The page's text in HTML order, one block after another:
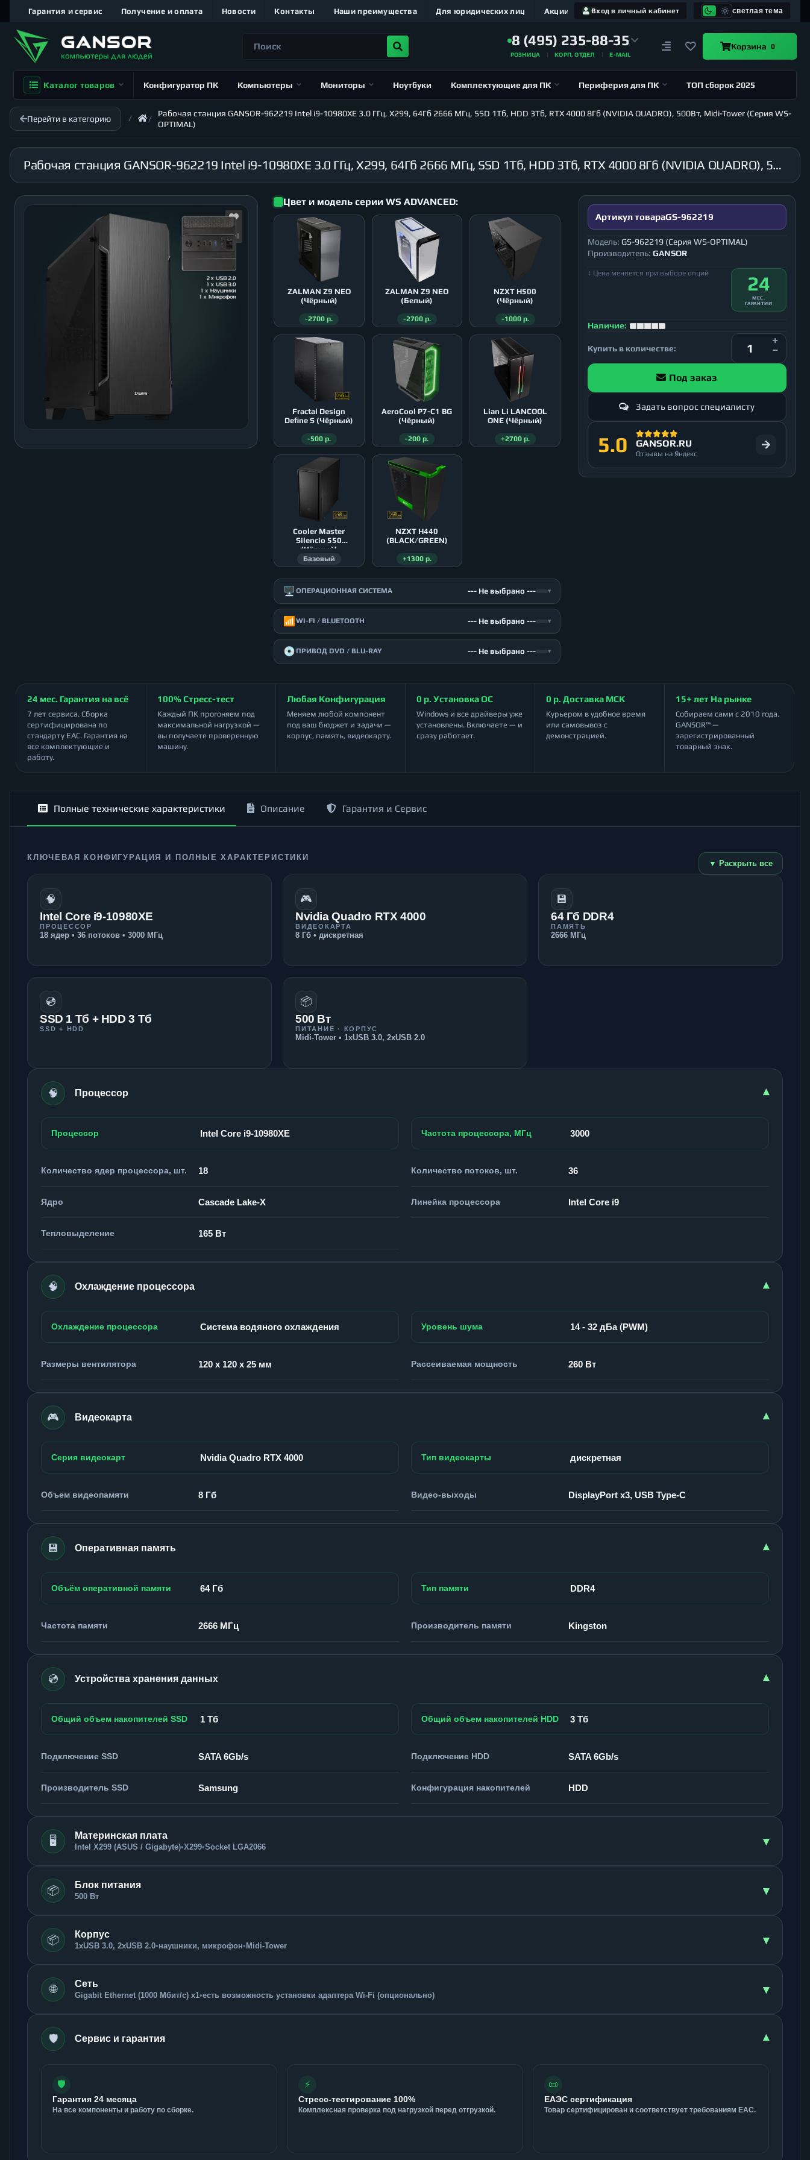
Вход в личный кабинет светлая тема
Гарантия и сервис Получение и оплата Новости Контакты Наши преимущества Для юридических лиц Акции
8 (495) 235-88-35
РОЗНИЦА КОРП. ОТДЕЛ E-MAIL
Корзина 0
Каталог товаров Конфигуратор ПК Компьютеры Мониторы Ноутбуки Комплектующие для ПК Периферия для ПК ТОП сборок 2025
Перейти в категорию
Рабочая станция GANSOR-962219 Intel i9-10980XE 3.0 ГГц, X299, 64Гб 2666 МГц, SSD 1Тб, HDD 3Тб, RTX 4000 8Гб (NVIDIA QUADRO), 500Вт, Midi-Tower (Серия WS-
OPTIMAL)
Рабочая станция GANSOR-962219 Intel i9-10980XE 3.0 ГГц, X299, 64Гб 2666 МГц, SSD 1Тб, HDD 3Тб, RTX 4000 8Гб (NVIDIA QUADRO), 500Вт, Midi-Tower (Серия WS-OPTIMAL)
Цвет и модель серии WS ADVANCED:
ZALMAN Z9 NEO
(Чёрный)
-2700 р.
ZALMAN Z9 NEO
(Белый)
-2700 р.
NZXT H500
(Чёрный)
-1000 р.
Fractal Design
Define S (Чёрный)
-500 р.
AeroСool P7-C1 BG
(Чёрный)
-200 р.
Lian Li LANCOOL
ONE (Чёрный)
+2700 р.
Cooler Master
Silencio 550
(Чёрный)
Базовый
NZXT H440
(BLACK/GREEN)
+1300 р.
🖥️ ОПЕРАЦИОННАЯ СИСТЕМА --- Не выбрано --- ▾
📶 WI-FI / BLUETOOTH --- Не выбрано --- ▾
💿 ПРИВОД DVD / BLU-RAY --- Не выбрано --- ▾
Артикул товараGS-962219
Модель: GS-962219 (Серия WS-OPTIMAL)
Производитель: GANSOR
↕ Цена меняется при выборе опций 24
МЕС.
ГАРАНТИИ
Наличие:
Купить в количестве:
Под заказ
Задать вопрос специалисту
5.0 GANSOR.RU
Отзывы на Яндекс
24 мес. Гарантия на всё
7 лет сервиса. Сборка
сертифицирована по
стандарту ЕАС. Гарантия на
все комплектующие и
работу.
100% Стресс-тест
Каждый ПК прогоняем под
максимальной нагрузкой —
вы получаете проверенную
машину.
Любая Конфигурация
Меняем любой компонент
под ваш бюджет и задачи —
корпус, память, видеокарту.
0 р. Установка ОС
Windows и все драйверы уже
установлены. Включаете — и
сразу работает.
0 р. Доставка МСК
Курьером в удобное время
или самовывоз с
демонстрацией.
15+ лет На рынке
Собираем сами с 2010 года.
GANSOR™ —
зарегистрированный
товарный знак.
Полные технические характеристики Описание Гарантия и Сервис
КЛЮЧЕВАЯ КОНФИГУРАЦИЯ И ПОЛНЫЕ ХАРАКТЕРИСТИКИ
▼ Раскрыть все
🧠
Intel Core i9-10980XE
ПРОЦЕССОР
18 ядер • 36 потоков • 3000 МГц
🎮
Nvidia Quadro RTX 4000
ВИДЕОКАРТА
8 Гб • дискретная
💾
64 Гб DDR4
ПАМЯТЬ
2666 МГц
💿
SSD 1 Тб + HDD 3 Тб
SSD + HDD
📦
500 Вт
ПИТАНИЕ · КОРПУС
Midi-Tower • 1xUSB 3.0, 2xUSB 2.0
🧠 Процессор ▾
Процессор Intel Core i9-10980XE Частота процессора, МГц 3000
Количество ядер процессора, шт. 18 Количество потоков, шт. 36
Ядро Cascade Lake-X Линейка процессора Intel Core i9
Тепловыделение 165 Вт
🧠 Охлаждение процессора ▾
Охлаждение процессора Система водяного охлаждения Уровень шума 14 - 32 дБа (PWM)
Размеры вентилятора 120 x 120 x 25 мм Рассеиваемая мощность 260 Вт
🎮 Видеокарта ▾
Серия видеокарт Nvidia Quadro RTX 4000 Тип видеокарты дискретная
Объем видеопамяти 8 Гб Видео-выходы DisplayPort x3, USB Type-C
💾 Оперативная память ▾
Объём оперативной памяти 64 Гб Тип памяти DDR4
Частота памяти 2666 МГц Производитель памяти Kingston
💿 Устройства хранения данных ▾
Общий объем накопителей SSD 1 Тб Общий объем накопителей HDD 3 Тб
Подключение SSD SATA 6Gb/s Подключение HDD SATA 6Gb/s
Производитель SSD Samsung Конфигурация накопителей HDD
🖥️ Материнская плата
Intel X299 (ASUS / Gigabyte)•X299•Socket LGA2066 ▾
📦 Блок питания
500 Вт ▾
📦 Корпус
1xUSB 3.0, 2xUSB 2.0•наушники, микрофон• Midi-Tower ▾
🌐 Сеть
Gigabit Ethernet (1000 Мбит/с) x1•есть возможность установки адаптера Wi-Fi (опционально) ▾
🛡️ Сервис и гарантия ▾
🛡️
Гарантия 24 месяца
На все компоненты и работу по сборке.
⚡
Стресс-тестирование 100%
Комплексная проверка под нагрузкой перед отгрузкой.
📜
ЕАЭС сертификация
Товар сертифицирован и соответствует требованиям ЕАС.